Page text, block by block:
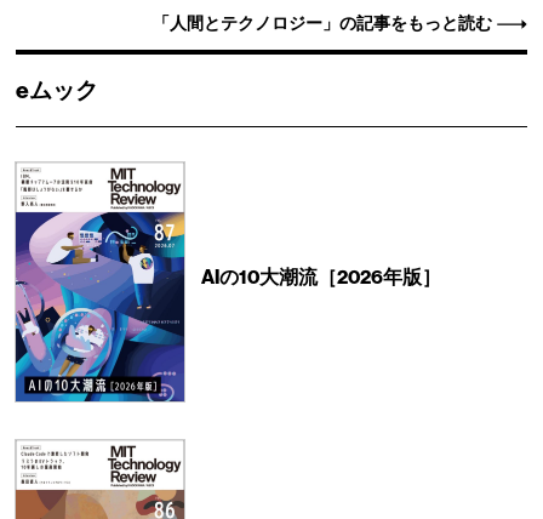
「人間とテクノロジー」の記事をもっと読む
eムック
AIの10大潮流［2026年版］